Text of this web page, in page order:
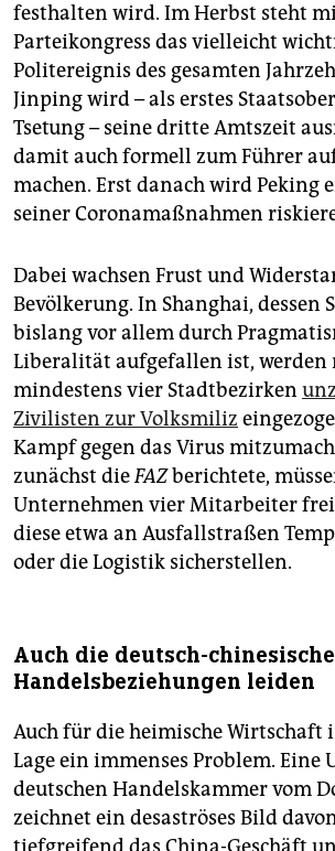
festhalten wird. Im Herbst steht
Parteikongress das vielleicht
Politereignis des gesamten
Jinping wird – als erstes
Tsetung – seine dritte Amtszeit
damit auch formell zum Führer
machen. Erst danach wird Peking
seiner Coronamaßnahmen
Dabei wachsen Frust und
Bevölkerung. In Shanghai, dessen
bislang vor allem durch
Liberalität aufgefallen ist, werden
mindestens vier Stadtbezirken
Zivilisten zur Volksmiliz
Kampf gegen das Virus
zunächst dieFAZberichtete,
Unternehmen vier Mitarbeiter
diese etwa an Ausfallstraßen
oder die Logistik sicherstellen.
Auch die deutsch-
Handelsbeziehungen leiden
Auch für die heimische Wirtschaft
Lage ein immenses Problem. Eine
deutschen Handelskammer vom
zeichnet ein desaströses Bild